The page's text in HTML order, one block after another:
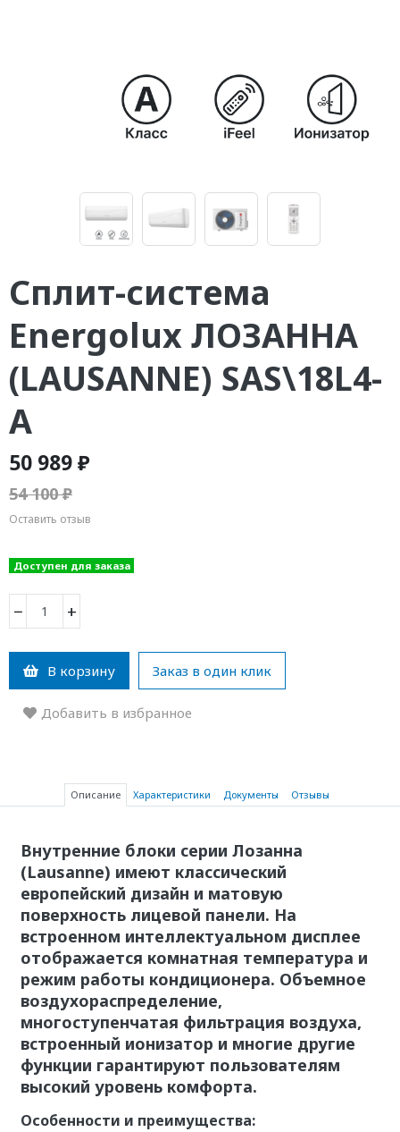
Сплит-система
Energolux ЛОЗАННА
(LAUSANNE) SAS\18L4-
A
50 989 ₽
54 100 ₽
Оставить отзыв
Доступен для заказа
− +
В корзину Заказ в один клик
Добавить в избранное
Описание Характеристики Документы Отзывы
Внутренние блоки серии Лозанна
(Lausanne) имеют классический
европейский дизайн и матовую
поверхность лицевой панели. На
встроенном интеллектуальном дисплее
отображается комнатная температура и
режим работы кондиционера. Объемное
воздухораспределение,
многоступенчатая фильтрация воздуха,
встроенный ионизатор и многие другие
функции гарантируют пользователям
высокий уровень комфорта.
Особенности и преимущества: